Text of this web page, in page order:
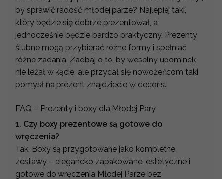
by sprawić radość młodej parze? Najlepiej taki,
który będzie się dobrze prezentował, a
jednocześnie będzie bardzo praktyczny. Prezenty
ślubne mogą przybierać różne formy i spełniać
różne zadania. Zadbaj o to, by weselny upominek
nie leżał w kącie, ale przydał się nowożeńcom taki
pomysł na prezent znajdziecie w decoris.
FAQ – Prezenty i boxy dla Młodej Pary
1. Czy boxy prezentowe są gotowe do
wręczenia?
Tak. Boxy są przygotowane jako kompletne
zestawy – elegancko zapakowane, estetyczne i
gotowe do wręczenia Młodej Parze bez